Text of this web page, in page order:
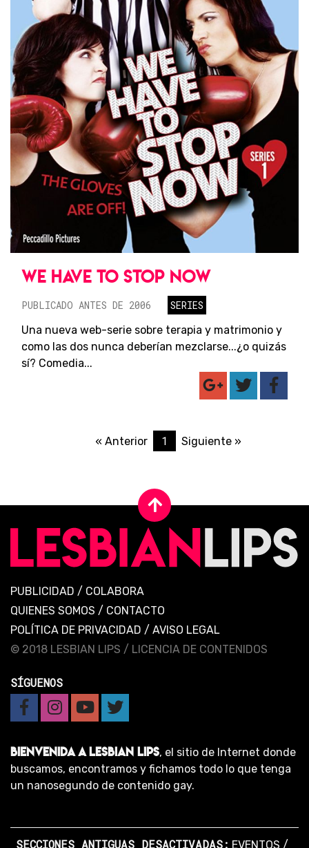
WE HAVE TO STOP NOW
PUBLICADO ANTES DE 2006
SERIES
Una nueva web-serie sobre terapia y matrimonio y
como las dos nunca deberían mezclarse...¿o quizás
sí? Comedia...
« Anterior 1 Siguiente »
PUBLICIDAD / COLABORA
QUIENES SOMOS / CONTACTO
POLÍTICA DE PRIVACIDAD / AVISO LEGAL
© 2018 LESBIAN LIPS / LICENCIA DE CONTENIDOS
SÍGUENOS
BIENVENIDA A LESBIAN LIPS, el sitio de Internet donde
buscamos, encontramos y fichamos todo lo que tenga
un nanosegundo de contenido gay.
SECCIONES ANTIGUAS DESACTIVADAS: EVENTOS /